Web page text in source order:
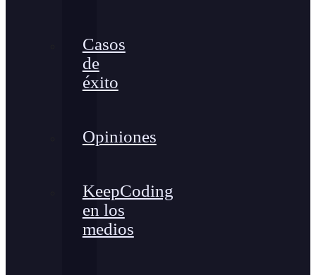
Casos
de
éxito
Opiniones
KeepCoding
en los
medios